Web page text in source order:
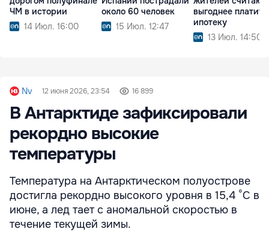
ЧМ в истории
14 Июл. 16:00
около 60 человек
15 Июл. 12:47
выгоднее платить
ипотеку
13 Июл. 14:50
Nv 12 июня 2026, 23:54 16 899
В Антарктиде зафиксировали
рекордно высокие
температуры
Температура на Антарктическом полуострове
достигла рекордно высокого уровня в 15,4 °C в
июне, а лед тает с аномальной скоростью в
течение текущей зимы.